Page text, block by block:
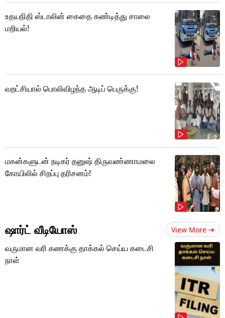
உதயநிதி ஸ்டாலின் கைதை கண்டித்து சாலை
மறியல்!
வறட்சியால் பொலிவிழந்த ஆடிப் பெருக்கு!
மகன்களுடன் நடிகர் தனுஷ் திருவண்ணாமலை
கோயிலில் சிறப்பு தரிசனம்!
ஷார்ட் வீடியோஸ் View More
வருமான வரி கணக்கு தாக்கல் செய்ய கடைசி
நாள்